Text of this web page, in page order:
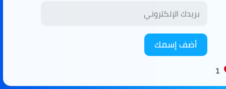
أضف إسمك
1